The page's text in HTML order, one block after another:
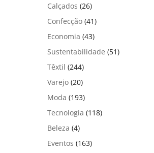
Calçados (26)
Confecção (41)
Economia (43)
Sustentabilidade (51)
Têxtil (244)
Varejo (20)
Moda (193)
Tecnologia (118)
Beleza (4)
Eventos (163)